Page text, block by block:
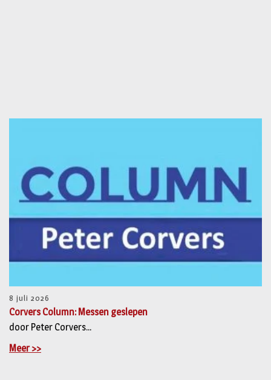
8 juli 2026
Corvers Column: Messen geslepen
door Peter Corvers...
Meer >>